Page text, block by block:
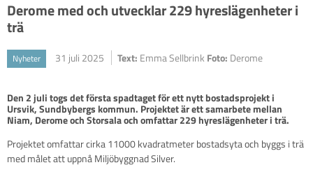
Derome med och utvecklar 229 hyreslägenheter i
trä
Nyheter 31 juli 2025 Text: Emma Sellbrink Foto: Derome
Den 2 juli togs det första spadtaget för ett nytt bostadsprojekt i
Ursvik, Sundbybergs kommun. Projektet är ett samarbete mellan
Niam, Derome och Storsala och omfattar 229 hyreslägenheter i trä.
Projektet omfattar cirka 11000 kvadratmeter bostadsyta och byggs i trä
med målet att uppnå Miljöbyggnad Silver.